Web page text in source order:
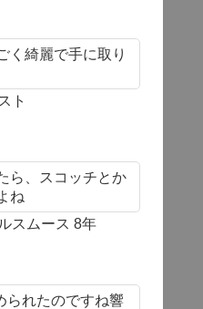
く綺麗で手に取り
ト
ら、スコッチとか
ね
スムース 8年
られたのですね響